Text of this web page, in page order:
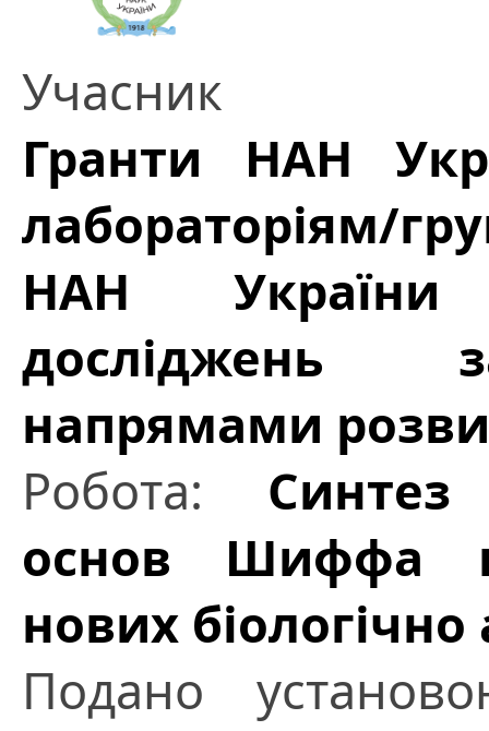
Учасник
Гранти НАН
лабораторіям/
НАН України
досліджень
напрямами
Робота: Синтез
основ Шиффа
нових
Подано